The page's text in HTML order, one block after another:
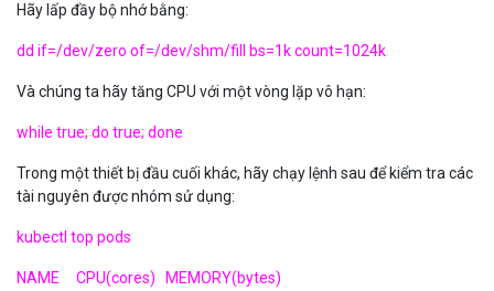
Hãy lấp đầy bộ nhớ bằng:
dd if=/dev/zero of=/dev/shm/fill bs=1k count=1024k
Và chúng ta hãy tăng CPU với một vòng lặp vô hạn:
while true; do true; done
Trong một thiết bị đầu cuối khác, hãy chạy lệnh sau để kiểm tra các
tài nguyên được nhóm sử dụng:
kubectl top pods
NAME CPU(cores) MEMORY(bytes)